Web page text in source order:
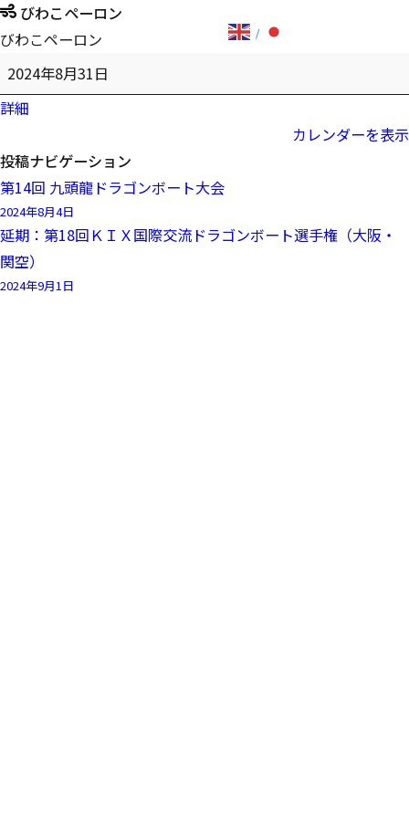
びわこペーロン
びわこペーロン
2024年8月31日
詳細
カレンダーを表示
投稿ナビゲーション
第14回 九頭龍ドラゴンボート大会
2024年8月4日
延期：第18回ＫＩＸ国際交流ドラゴンボート選手権（大阪・
関空）
2024年9月1日